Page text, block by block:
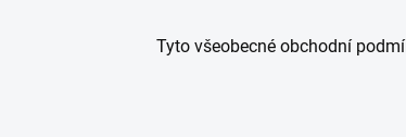
Tyto všeobecné obchodní